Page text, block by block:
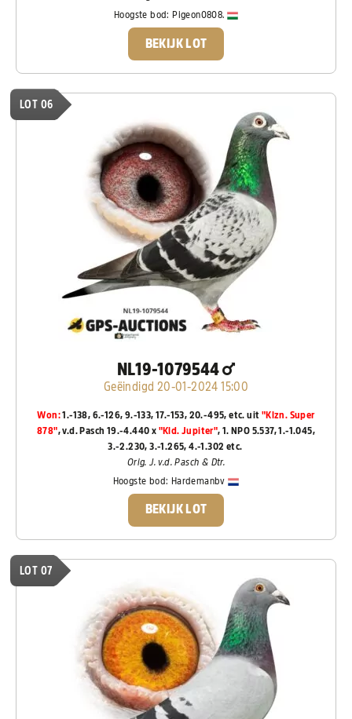
Hoogste bod:Pigeon0808.
BEKIJK LOT
LOT 06
NL19-1079544
Geëindigd 20-01-2024 15:00
Won:1.-138, 6.-126, 9.-133, 17.-153, 20.-495, etc. uit "Klzn. Super
878", v.d. Pasch 19.-4.440 x "Kld. Jupiter", 1. NPO 5.537, 1.-1.045,
3.-2.230, 3.-1.265, 4.-1.302 etc.
Orig. J. v.d. Pasch & Dtr.
Hoogste bod: Hardemanbv
BEKIJK LOT
LOT 07